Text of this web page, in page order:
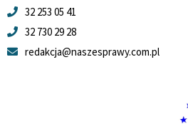
32 253 05 41
32 730 29 28
redakcja@naszesprawy.com.pl